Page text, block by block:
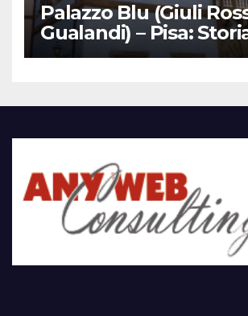
Palazzo Blu (Giuli
Gualandi) – Pisa:
Mostre e Info Visita